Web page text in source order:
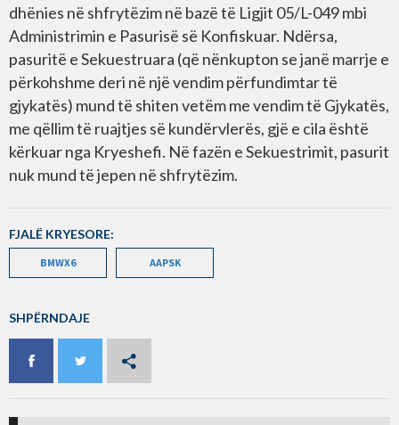
dhënies në shfrytëzim në bazë të Ligjit 05/L-049 mbi
Administrimin e Pasurisë së Konfiskuar. Ndërsa,
pasuritë e Sekuestruara (që nënkupton se janë marrje e
përkohshme deri në një vendim përfundimtar të
gjykatës) mund të shiten vetëm me vendim të Gjykatës,
me qëllim të ruajtjes së kundërvlerës, gjë e cila është
kërkuar nga Kryeshefi. Në fazën e Sekuestrimit, pasurit
nuk mund të jepen në shfrytëzim.
FJALË KRYESORE:
BMWX6 AAPSK
SHPËRNDAJE